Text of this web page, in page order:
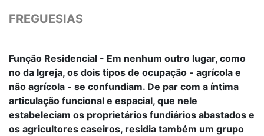
FREGUESIAS
Função Residencial - Em nenhum outro lugar, como
no da Igreja, os dois tipos de ocupação - agrícola e
não agrícola - se confundiam. De par com a íntima
articulação funcional e espacial, que nele
estabeleciam os proprietários fundiários abastados e
os agricultores caseiros, residia também um grupo